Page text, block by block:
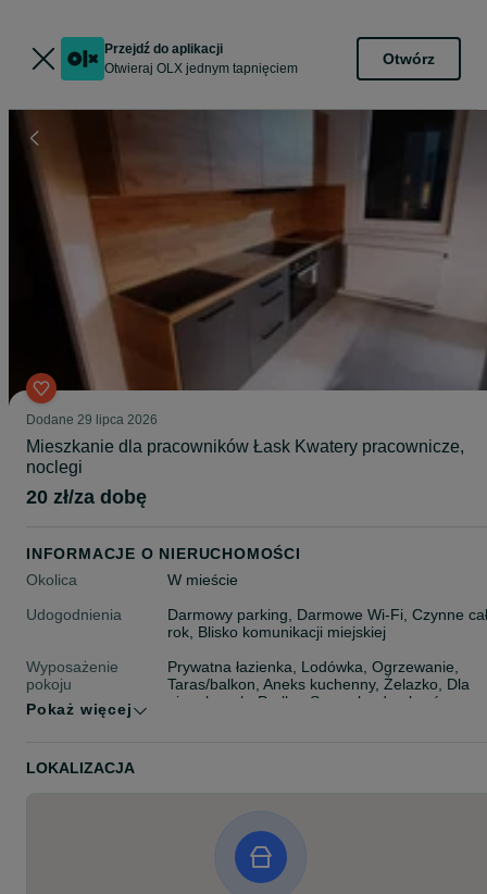
Przejdź do aplikacji
Otwieraj OLX jednym tapnięciem
Otwórz
Dodane 29 lipca 2026
Mieszkanie dla pracowników Łask Kwatery pracownicze,
noclegi
20 zł/za dobę
INFORMACJE O NIERUCHOMOŚCI
Okolica
W mieście
Udogodnienia
Darmowy parking, Darmowe Wi-Fi, Czynne
rok, Blisko komunikacji miejskiej
Wyposażenie
pokoju
Prywatna łazienka, Lodówka, Ogrzewanie,
Taras/balkon, Aneks kuchenny, Żelazko, Dla
niepalących, Pralka, Suszarka do ubrań
Pokaż więcej
LOKALIZACJA